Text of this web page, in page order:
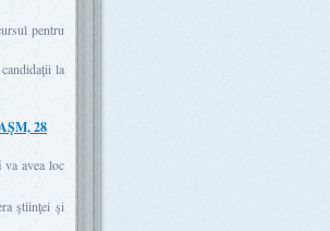
pentru
la
28
va avea loc
ştiinţei şi